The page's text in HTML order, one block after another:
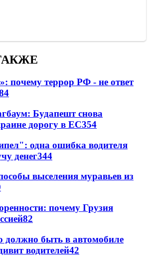
почему террор РФ - не ответ
Будапешт снова
дорогу в ЕС354
одна ошибка водителя
денег344
выселения муравьев из
почему Грузия
82
должно быть в автомобиле
водителей42